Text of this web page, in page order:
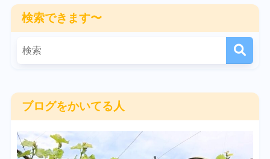
検索できます〜
ブログをかいてる人